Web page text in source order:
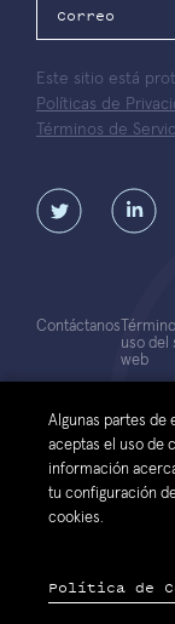
Este sitio está
Políticas de
Términos de
© 2026 Fundación
Contáctanos
uso del
web
Algunas partes de
aceptas el uso de
información
tu configuración
cookies.
Política de